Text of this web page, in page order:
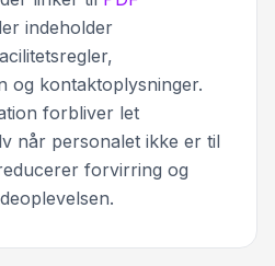
indeholder
og kontaktoplysninger.
forbliver let
når personalet ikke er til
forvirring og